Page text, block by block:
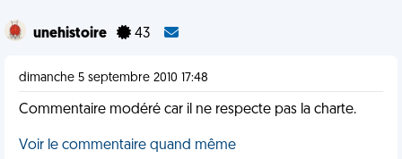
unehistoire 43
dimanche 5 septembre 2010 17:48
Commentaire modéré car il ne respecte pas la charte.
Voir le commentaire quand même